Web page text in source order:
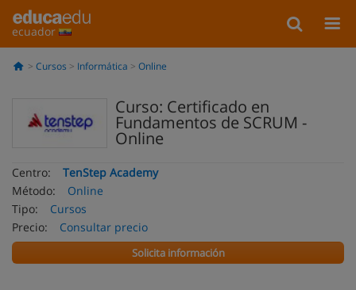
ecuador
Cursos Informática Online
Curso: Certificado en
Fundamentos de SCRUM -
Online
Centro:
TenStep Academy
Método:
Online
Tipo:
Cursos
Precio:
Consultar precio
Solicita información